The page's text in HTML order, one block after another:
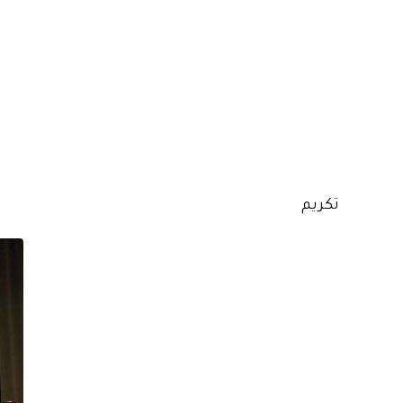
تكريم